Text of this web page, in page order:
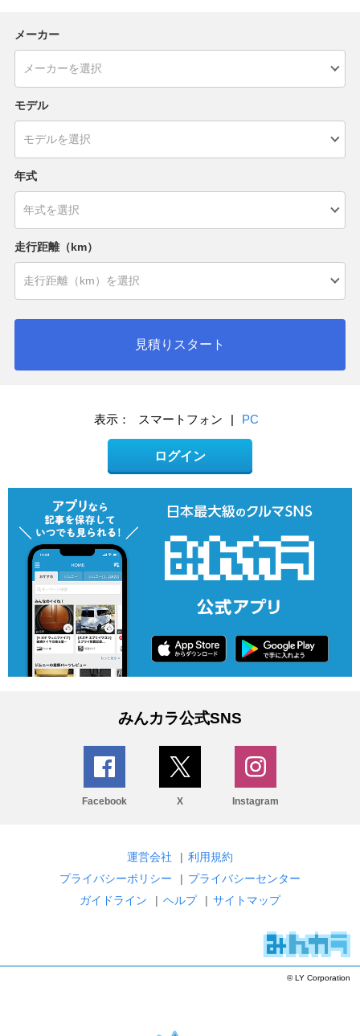
メーカー
モデル
年式
走行距離（km）
見積りスタート
表示： スマートフォン | PC
ログイン
みんカラ公式SNS
Facebook X Instagram
運営会社 | 利用規約
プライバシーポリシー
| プライバシーセンター
ガイドライン
| ヘルプ | サイトマップ
© LY Corporation